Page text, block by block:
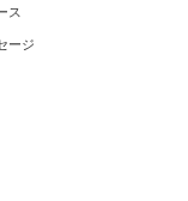
ス
ージ